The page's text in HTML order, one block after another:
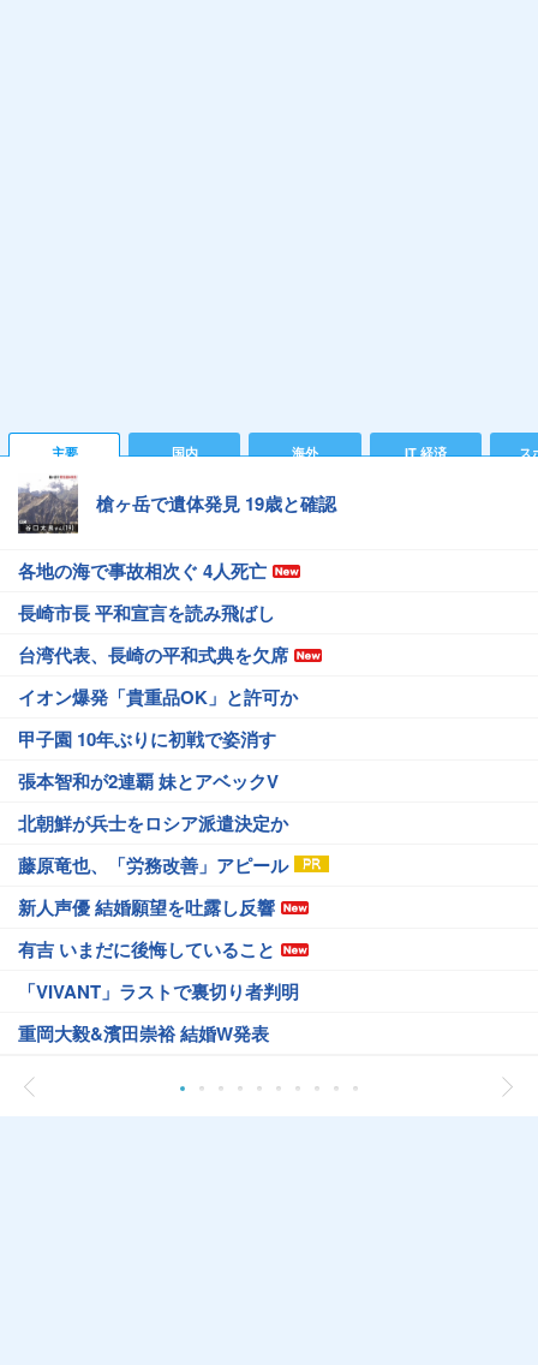
主要 国内 海外 IT 経済 ス
槍ヶ岳で遺体発見 19歳と確認
各地の海で事故相次ぐ 4人死亡
長崎市長 平和宣言を読み飛ばし
台湾代表、長崎の平和式典を欠席
イオン爆発「貴重品OK」と許可か
甲子園 10年ぶりに初戦で姿消す
張本智和が2連覇 妹とアベックV
北朝鮮が兵士をロシア派遣決定か
藤原竜也、「労務改善」アピール
新人声優 結婚願望を吐露し反響
有吉 いまだに後悔していること
「VIVANT」ラストで裏切り者判明
重岡大毅&濱田崇裕 結婚W発表